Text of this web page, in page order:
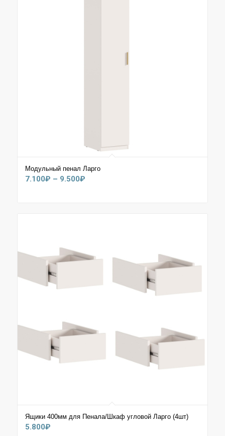
Модульный пенал Ларго
7.100₽ – 9.500₽Диапазон
Ящики 400мм для Пенала/Шкаф угловой Ларго (4шт)
5.800₽